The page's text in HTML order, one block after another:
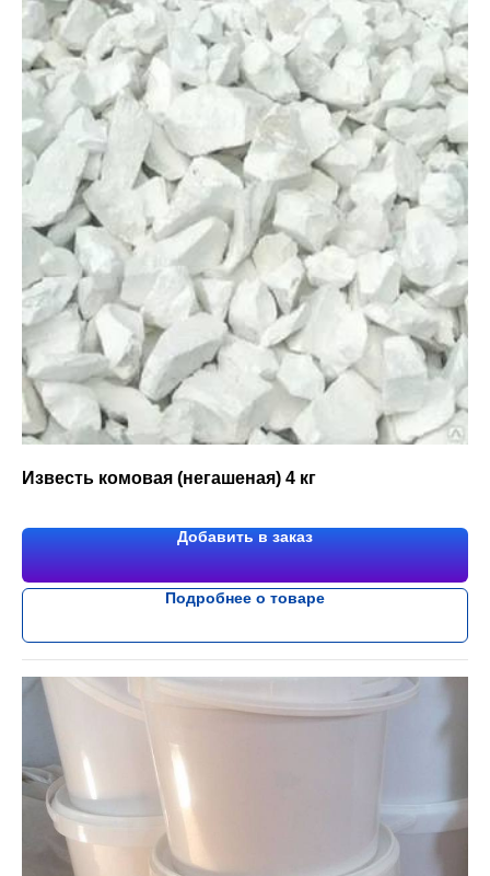
Известь комовая (негашеная) 4 кг
Добавить в заказ
Подробнее о товаре